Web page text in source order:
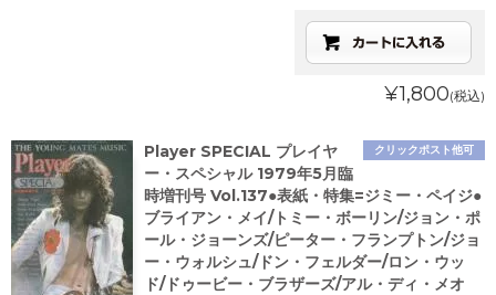
¥1,800(税込)
クリックポスト他可
Player SPECIAL プレイヤ
ー・スペシャル 1979年5月臨
時増刊号 Vol.137●表紙・特集=ジミー・ペイジ●
ブライアン・メイ/トミー・ボーリン/ジョン・ポ
ール・ジョーンズ/ピーター・フランプトン/ジョ
ー・ウォルシュ/ドン・フェルダー/ロン・ウッ
ド/ドゥービー・ブラザーズ/アル・ディ・メオ